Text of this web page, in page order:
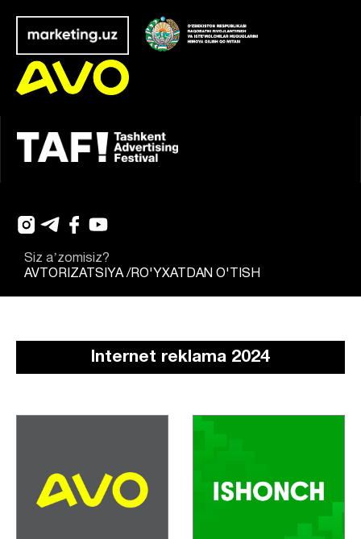
Siz aʼzomisiz?
AVTORIZATSIYA/ RO'YXATDAN O'TISH
Internet reklama 2024